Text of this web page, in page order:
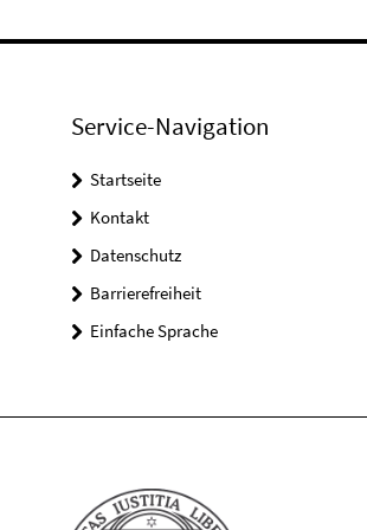
Service-Navigation
Startseite
Kontakt
Datenschutz
Barrierefreiheit
Einfache Sprache